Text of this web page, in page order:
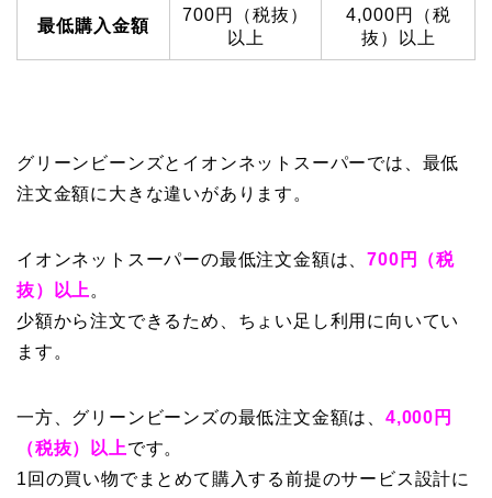
最低購入金額
700円（税抜）
以上
4,000円（税
抜）以上
グリーンビーンズとイオンネットスーパーでは、最低
注文金額に大きな違いがあります。
イオンネットスーパーの最低注文金額は、700円（税
抜）以上 。
少額から注文できるため、ちょい足し利用に向いてい
ます。
一方、グリーンビーンズの最低注文金額は、4,000円
（税抜）以上です。
1回の買い物でまとめて購入する前提のサービス設計に